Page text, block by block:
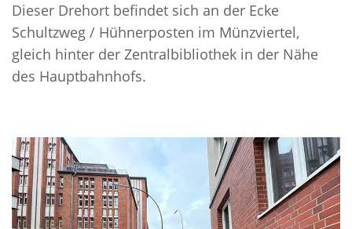
Dieser Drehort befindet sich an der Ecke
Schultzweg / Hühnerposten im Münzviertel,
gleich hinter der Zentralbibliothek in der Nähe
des Hauptbahnhofs.